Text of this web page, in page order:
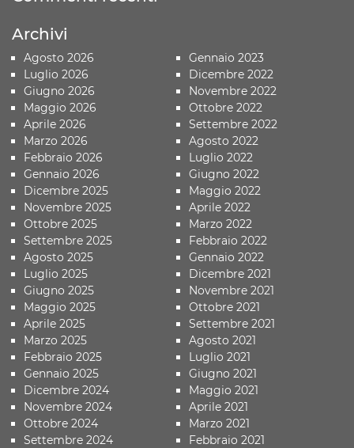
Archivi
Agosto 2026
Luglio 2026
Giugno 2026
Maggio 2026
Aprile 2026
Marzo 2026
Febbraio 2026
Gennaio 2026
Dicembre 2025
Novembre 2025
Ottobre 2025
Settembre 2025
Agosto 2025
Luglio 2025
Giugno 2025
Maggio 2025
Aprile 2025
Marzo 2025
Febbraio 2025
Gennaio 2025
Dicembre 2024
Novembre 2024
Ottobre 2024
Settembre 2024
Gennaio 2023
Dicembre 2022
Novembre 2022
Ottobre 2022
Settembre 2022
Agosto 2022
Luglio 2022
Giugno 2022
Maggio 2022
Aprile 2022
Marzo 2022
Febbraio 2022
Gennaio 2022
Dicembre 2021
Novembre 2021
Ottobre 2021
Settembre 2021
Agosto 2021
Luglio 2021
Giugno 2021
Maggio 2021
Aprile 2021
Marzo 2021
Febbraio 2021